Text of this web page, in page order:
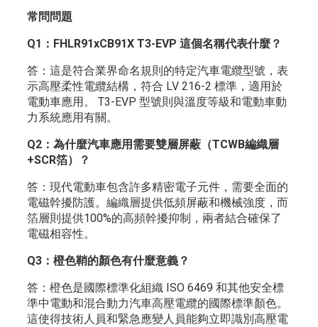
常問問題
Q1：FHLR91xCB91X T3-EVP 這個名稱代表什麼？
答：這是符合業界命名規則的特定汽車電纜型號，表
示高壓柔性電纜結構，符合 LV 216-2 標準，適用於
電動車應用。 T3-EVP 型號則與溫度等級和電動車動
力系統應用有關。
Q2：為什麼汽車應用需要雙層屏蔽（TCWB編織層
+SCR箔）？
答：現代電動車包含許多精密電子元件，需要全面的
電磁幹擾防護。編織層提供低頻屏蔽和機械強度，而
箔層則提供100%的高頻幹擾抑制，兩者結合確保了
電磁相容性。
Q3：橙色鞘的顏色有什麼意義？
答：橙色是國際標準化組織 ISO 6469 和其他安全標
準中電動和混合動力汽車高壓電纜的國際標準顏色。
這使得技術人員和緊急應變人員能夠立即識別高壓電